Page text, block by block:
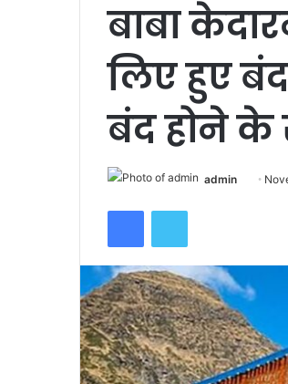
बाबा
लिए हुए
बंद होने के
admin
a
n
e
m
a
i